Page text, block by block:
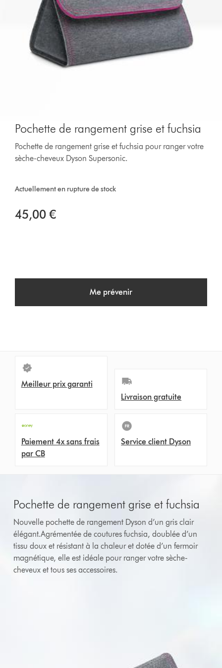
Pochette de rangement grise et fuchsia
Pochette de rangement grise et fuchsia pour ranger votre
sèche-cheveux Dyson Supersonic.
Actuellement en rupture de stock
45,00 €
Me prévenir
Meilleur prix garanti
Livraison gratuite
Paiement 4x sans frais
par CB
Service client Dyson
Pochette de rangement grise et fuchsia
Nouvelle pochette de rangement Dyson d’un gris clair
élégant.Agrémentée de coutures fuchsia, doublée d’un
tissu doux et résistant à la chaleur et dotée d’un fermoir
magnétique, elle est idéale pour ranger votre sèche-
cheveux et tous ses accessoires.